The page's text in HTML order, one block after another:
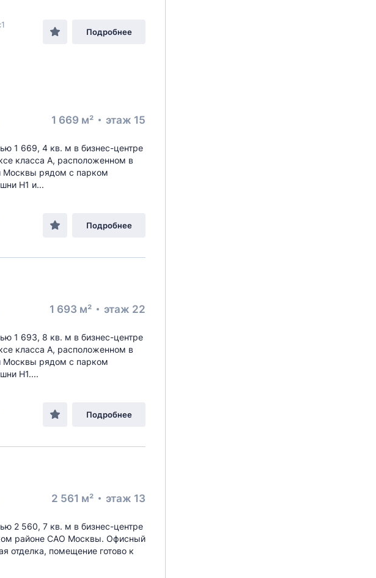
Подробнее
1 669 м² этаж 15
1 669, 4 кв. м в бизнес-центре
класса А, расположенном в
Москвы рядом с парком
H1 и...
Подробнее
1 693 м² этаж 22
1 693, 8 кв. м в бизнес-центре
класса А, расположенном в
Москвы рядом с парком
H1....
Подробнее
2 561 м² этаж 13
2 560, 7 кв. м в бизнес-центре
районе САО Москвы. Офисный
отделка, помещение готово к